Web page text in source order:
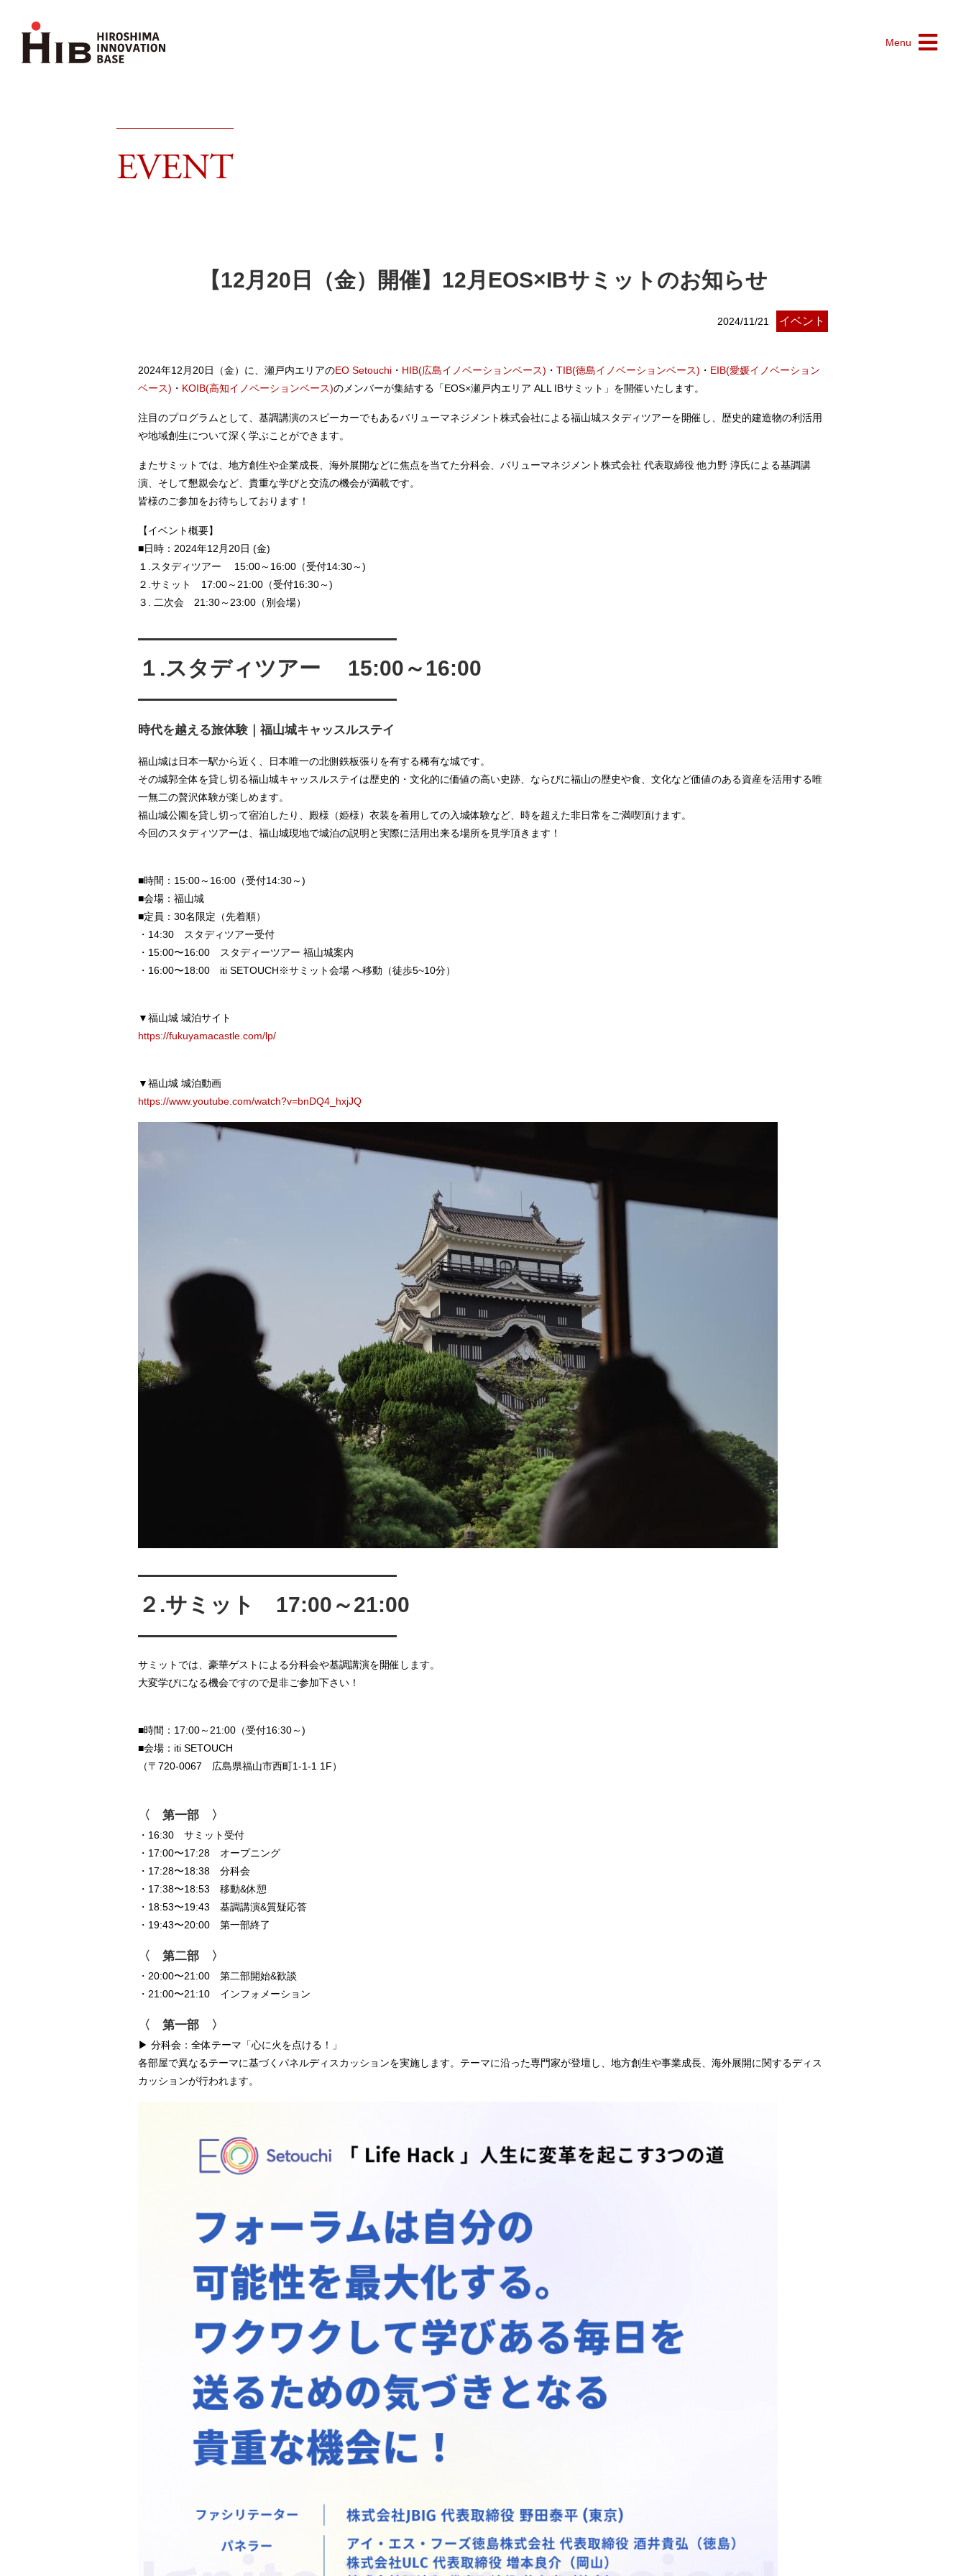
Menu
EVENT
【12月20日（金）開催】12月EOS×IBサミットのお知らせ
2024/11/21 イベント
2024年12月20日（金）に、瀬戸内エリアのEO Setouchi ・ HIB(広島イノベーションベース) ・ TIB(徳島イノベーションベース) ・ EIB(愛媛イノベーション
ベース) ・ KOIB(高知イノベーションベース)のメンバーが集結する「EOS×瀬戸内エリア ALL IBサミット」を開催いたします。
注目のプログラムとして、基調講演のスピーカーでもあるバリューマネジメント株式会社による福山城スタディツアーを開催し、歴史的建造物の利活用
や地域創生について深く学ぶことができます。
またサミットでは、地方創生や企業成長、海外展開などに焦点を当てた分科会、バリューマネジメント株式会社 代表取締役 他力野 淳氏による基調講
演、そして懇親会など、貴重な学びと交流の機会が満載です。
皆様のご参加をお待ちしております！
【イベント概要】
■日時：2024年12月20日 (金)
１.スタディツアー 15:00～16:00（受付14:30～)
２.サミット 17:00～21:00（受付16:30～)
３. 二次会 21:30～23:00（別会場）
————————————
１.スタディツアー 15:00～16:00
————————————
時代を越える旅体験｜福山城キャッスルステイ
福山城は日本一駅から近く、日本唯一の北側鉄板張りを有する稀有な城です。
その城郭全体を貸し切る福山城キャッスルステイは歴史的・文化的に価値の高い史跡、ならびに福山の歴史や食、文化など価値のある資産を活用する唯
一無二の贅沢体験が楽しめます。
福山城公園を貸し切って宿泊したり、殿様（姫様）衣装を着用しての入城体験など、時を超えた非日常をご満喫頂けます。
今回のスタディツアーは、福山城現地で城泊の説明と実際に活用出来る場所を見学頂きます！
■時間：15:00～16:00（受付14:30～)
■会場：福山城
■定員：30名限定（先着順）
・14:30 スタディツアー受付
・15:00〜16:00 スタディーツアー 福山城案内
・16:00〜18:00 iti SETOUCH※サミット会場 へ移動（徒歩5~10分）
▼福山城 城泊サイト
https://fukuyamacastle.com/lp/
▼福山城 城泊動画
https://www.youtube.com/watch?v=bnDQ4_hxjJQ
————————————
２.サミット 17:00～21:00
————————————
サミットでは、豪華ゲストによる分科会や基調講演を開催します。
大変学びになる機会ですので是非ご参加下さい！
■時間：17:00～21:00（受付16:30～)
■会場：iti SETOUCH
（〒720-0067 広島県福山市西町1-1-1 1F）
〈 第一部 〉
・16:30 サミット受付
・17:00〜17:28 オープニング
・17:28〜18:38 分科会
・17:38〜18:53 移動&休憩
・18:53〜19:43 基調講演&質疑応答
・19:43〜20:00 第一部終了
〈 第二部 〉
・20:00〜21:00 第二部開始&歓談
・21:00〜21:10 インフォメーション
〈 第一部 〉
▶︎ 分科会：全体テーマ「心に火を点ける！」
各部屋で異なるテーマに基づくパネルディスカッションを実施します。テーマに沿った専門家が登壇し、地方創生や事業成長、海外展開に関するディス
カッションが行われます。